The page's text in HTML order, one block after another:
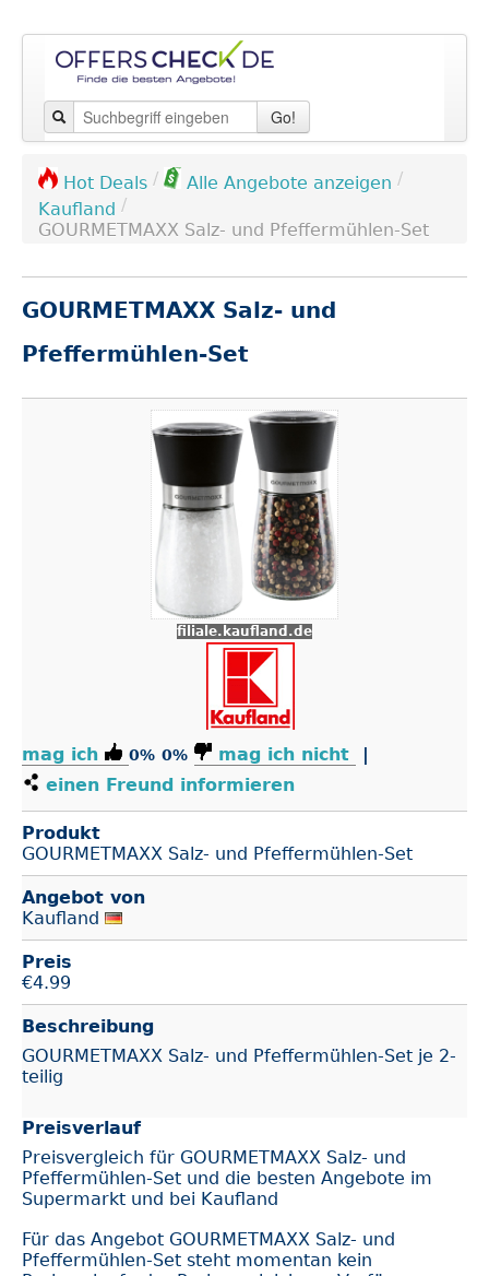
Go!
Hot Deals / Alle Angebote anzeigen /
Kaufland /
GOURMETMAXX Salz- und Pfeffermühlen-Set
GOURMETMAXX Salz- und
Pfeffermühlen-Set
filiale.kaufland.de
mag ich 0% 0% mag ich nicht
|
einen Freund informieren
Produkt
GOURMETMAXX Salz- und Pfeffermühlen-Set
Angebot von
Kaufland
Preis
€4.99
Beschreibung
GOURMETMAXX Salz- und Pfeffermühlen-Set je 2-
teilig
Preisverlauf
Preisvergleich für GOURMETMAXX Salz- und
Pfeffermühlen-Set und die besten Angebote im
Supermarkt und bei Kaufland
Für das Angebot GOURMETMAXX Salz- und
Pfeffermühlen-Set steht momentan kein